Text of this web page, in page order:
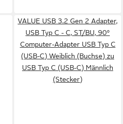
VALUE USB 3.2 Gen 2 Adapter,
USB Typ C - C, ST/BU, 90°
Computer-Adapter USB Typ C
(USB-C) Weiblich (Buchse) zu
USB Typ C (USB-C) Männlich
(Stecker)